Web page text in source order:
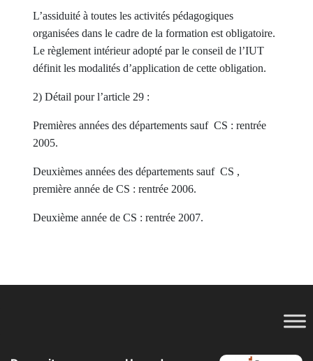
L’assiduité à toutes les activités pédagogiques
organisées dans le cadre de la formation est obligatoire.
Le règlement intérieur adopté par le conseil de l’IUT
définit les modalités d’application de cette obligation.
2) Détail pour l’article 29 :
Premières années des départements sauf CS : rentrée
2005.
Deuxièmes années des départements sauf CS ,
première année de CS : rentrée 2006.
Deuxième année de CS : rentrée 2007.